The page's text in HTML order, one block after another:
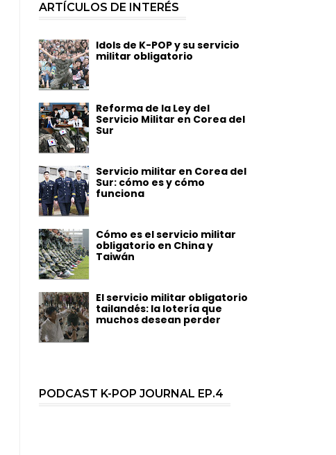
ARTÍCULOS DE INTERÉS
Idols de K-POP y su servicio
militar obligatorio
Reforma de la Ley del
Servicio Militar en Corea del
Sur
Servicio militar en Corea del
Sur: cómo es y cómo
funciona
Cómo es el servicio militar
obligatorio en China y
Taiwán
El servicio militar obligatorio
tailandés: la lotería que
muchos desean perder
PODCAST K-POP JOURNAL EP.4